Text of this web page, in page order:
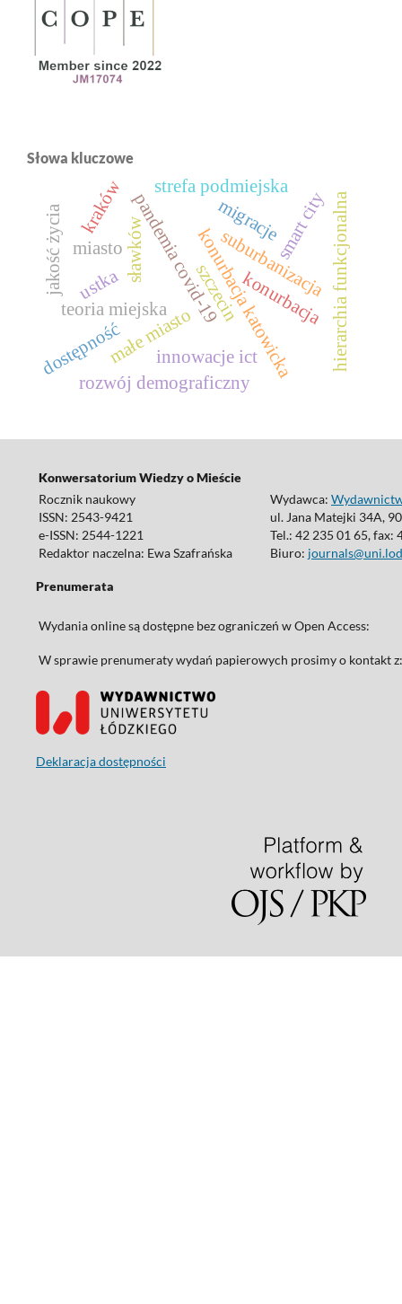
Słowa kluczowe
suburbanizacja
małe miasto
sławków konurbacja katowickasmart city
pandemia covid-19
innowacje ict
teoria miejska
rozwój demograficzny
hierarchia funkcjonalna
miasto
jakość życia szczecin
dostępność
migracje
konurbacja
ustka
strefa podmiejska
kraków
Konwersatorium Wiedzy o Mieście
Rocznik naukowy
ISSN: 2543-9421
e-ISSN: 2544-1221
Redaktor naczelna: Ewa Szafrańska
Wydawca:
ul. Jana Matejki 34A,
Tel.: 42 235 01 65, fax:
Biuro:
Prenumerata
Wydania online są dostępne bez ograniczeń w Open Access:
W sprawie prenumeraty wydań papierowych prosimy o kontakt z:
Deklaracja dostępności